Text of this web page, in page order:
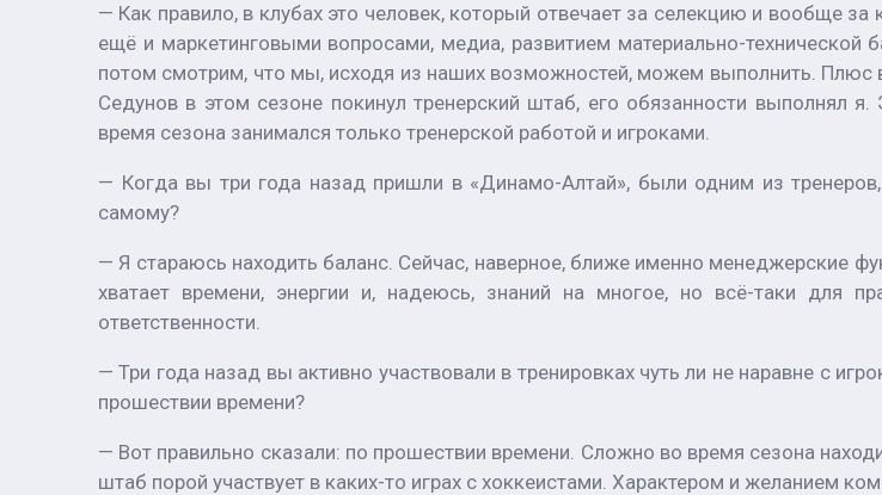
— Как правило, в клубах это человек, который отвечает за селекцию и вообще
ещё и маркетинговыми вопросами, медиа, развитием материально-
потом смотрим, что мы, исходя из наших возможностей, можем выполнить. Плюс
Седунов в этом сезоне покинул тренерский штаб, его обязанности выполнял
время сезона занимался только тренерской работой и игроками.
— Когда вы три года назад пришли в «Динамо-Алтай», были одним из
самому?
— Я стараюсь находить баланс. Сейчас, наверное, ближе именно менеджерские
хватает времени, энергии и, надеюсь, знаний на многое, но всё-таки для
ответственности.
— Три года назад вы активно участвовали в тренировках чуть ли не наравне с
прошествии времени?
— Вот правильно сказали: по прошествии времени. Сложно во время сезона
штаб порой участвует в каких-то играх с хоккеистами. Характером и желанием